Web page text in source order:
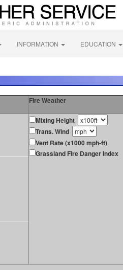
INFORMATION EDUCATION
Fire Weather
Mixing Height
Trans. Wind
Vent Rate (x1000 mph-ft)
Grassland Fire Danger Index